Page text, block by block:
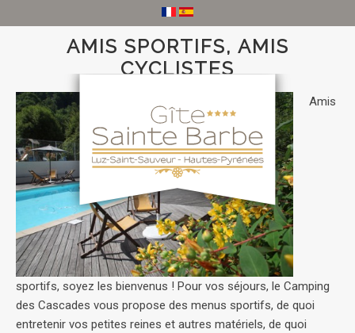
AMIS SPORTIFS, AMIS
CYCLISTES
Amis
sportifs, soyez les bienvenus ! Pour vos séjours, le Camping
des Cascades vous propose des menus sportifs, de quoi
entretenir vos petites reines et autres matériels, de quoi